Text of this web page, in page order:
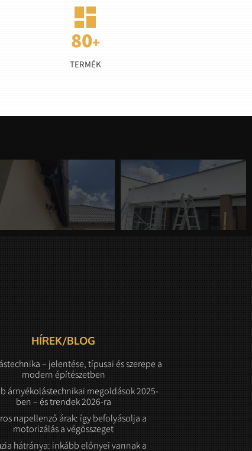

TERMÉK
HÍREK/BLOG
– jelentése, típusai és szerepe a
modern építészetben
árnyékolástechnikai megoldások 2025-
ben – és trendek 2026-ra
napellenző árak: így befolyásolja a
motorizálás a végösszeget
hátránya: inkább előnyei vannak a